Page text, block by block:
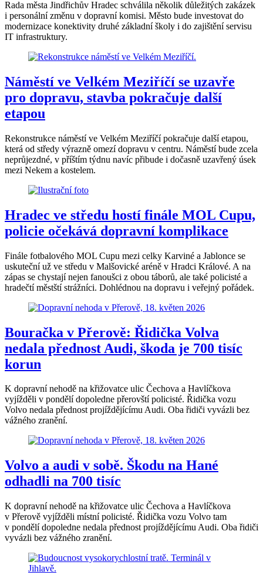
Rada města Jindřichův Hradec schválila několik důležitých zakázek
i personální změnu v dopravní komisi. Město bude investovat do
modernizace konektivity druhé základní školy i do zajištění servisu
IT infrastruktury.
Náměstí ve Velkém Meziříčí se uzavře
pro dopravu, stavba pokračuje další
etapou
Rekonstrukce náměstí ve Velkém Meziříčí pokračuje další etapou,
která od středy výrazně omezí dopravu v centru. Náměstí bude zcela
neprůjezdné, v příštím týdnu navíc přibude i dočasně uzavřený úsek
mezi Nekem a kostelem.
Hradec ve středu hostí finále MOL Cupu,
policie očekává dopravní komplikace
Finále fotbalového MOL Cupu mezi celky Karviné a Jablonce se
uskuteční už ve středu v Malšovické aréně v Hradci Králové. A na
zápas se chystají nejen fanoušci z obou táborů, ale také policisté a
hradečtí městští strážníci. Dohlédnou na dopravu i veřejný pořádek.
Bouračka v Přerově: Řidička Volva
nedala přednost Audi, škoda je 700 tisíc
korun
K dopravní nehodě na křižovatce ulic Čechova a Havlíčkova
vyjížděli v pondělí dopoledne přerovští policisté. Řidička vozu
Volvo nedala přednost projíždějícímu Audi. Oba řidiči vyvázli bez
vážného zranění.
Volvo a audi v sobě. Škodu na Hané
odhadli na 700 tisíc
K dopravní nehodě na křižovatce ulic Čechova a Havlíčkova
v Přerově vyjížděli místní policisté. Řidička vozu Volvo tam
v pondělí dopoledne nedala přednost projíždějícímu Audi. Oba řidiči
vyvázli bez vážného zranění.